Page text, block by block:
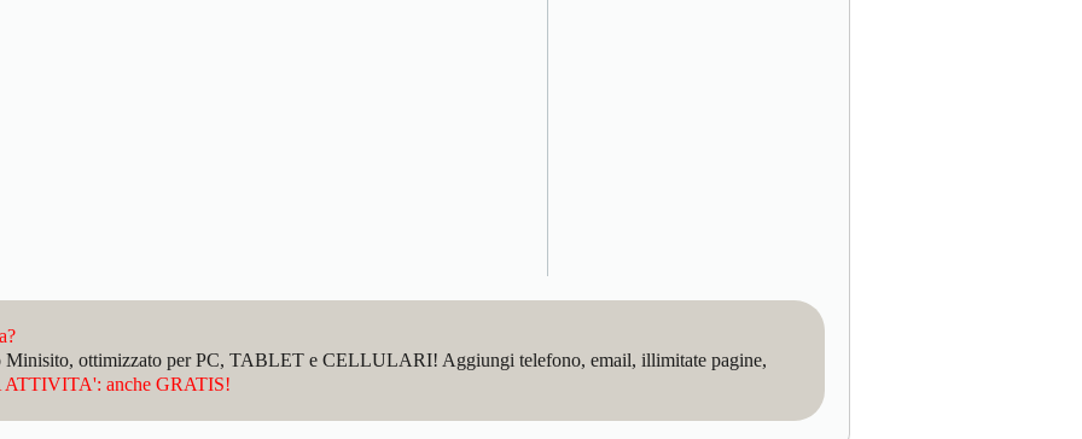
Minisito, ottimizzato per PC, TABLET e CELLULARI! Aggiungi telefono, email, illimitate pagine,
anche GRATIS!